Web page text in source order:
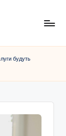
будуть